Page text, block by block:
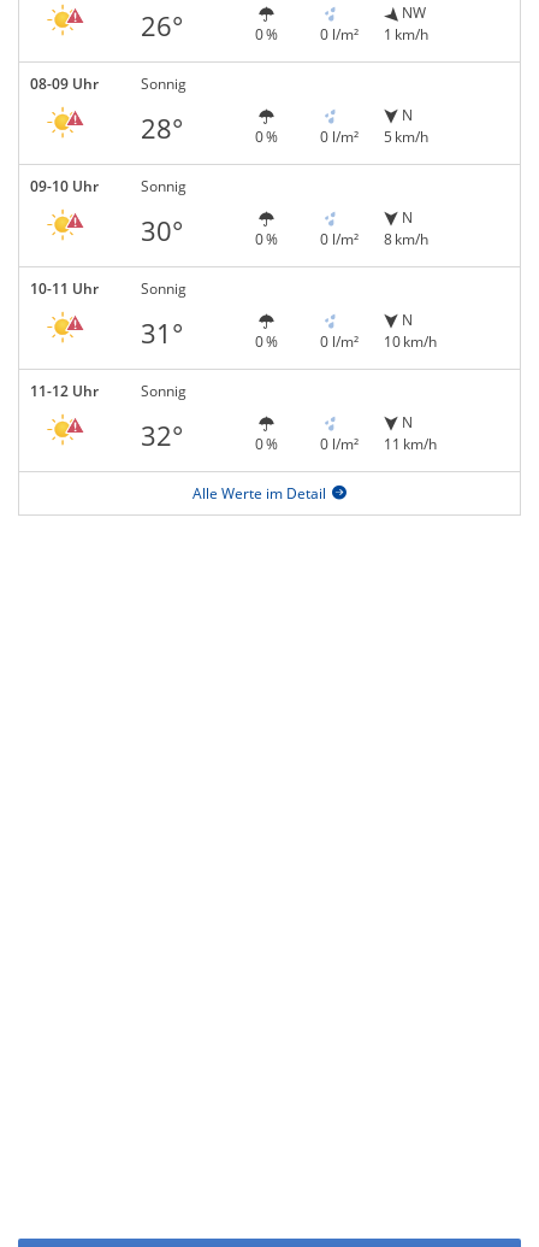
26° 0 % 0 l/m²
NW
1 km/h
08-09 Uhr Sonnig
28° 0 % 0 l/m²
N
5 km/h
09-10 Uhr Sonnig
30° 0 % 0 l/m²
N
8 km/h
10-11 Uhr Sonnig
31° 0 % 0 l/m²
N
10 km/h
11-12 Uhr Sonnig
32° 0 % 0 l/m²
N
11 km/h
Alle Werte im Detail